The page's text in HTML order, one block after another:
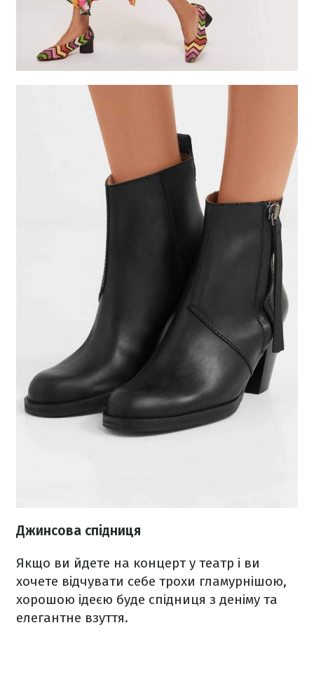
Джинсова спідниця
Якщо ви йдете на концерт у театр і ви
хочете відчувати себе трохи гламурнішою,
хорошою ідеєю буде спідниця з деніму та
елегантне взуття.